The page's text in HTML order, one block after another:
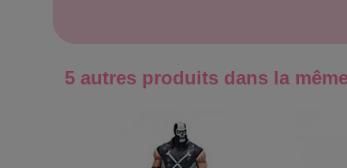
5 autres produits dans la